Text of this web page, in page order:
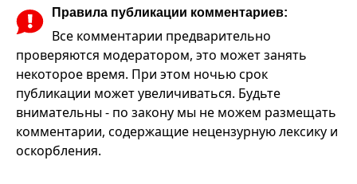
Правила публикации комментариев:
Все комментарии предварительно
проверяются модератором, это может занять
некоторое время. При этом ночью срок
публикации может увеличиваться. Будьте
внимательны - по закону мы не можем размещать
комментарии, содержащие нецензурную лексику и
оскорбления.